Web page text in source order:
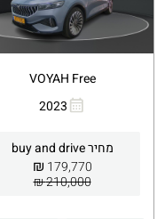
VOYAH Free
2023
מחיר buy and drive
179,770
₪
210,000 ₪
Whatsapp